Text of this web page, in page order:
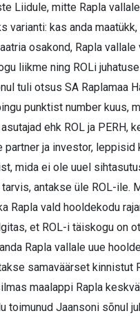
Liidule, mitte Rapla
varianti: kas anda
osakond, Rapla vallale
liikme ning ROLi
tuli otsus SA Raplamaa
punktist number kuus,
ehk ROL ja PERH,
partner ja investor, leppisid
mida ei ole uuel
antakse üle ROL-ile.
Rapla vald hooldekodu
et ROL-i täiskogu on
Rapla vallale uue
samaväärset kinnistut
maalappi Rapla
toimunud Jaansoni sõnul